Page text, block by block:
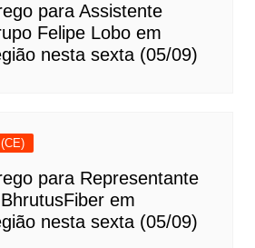
para Assistente
Felipe Lobo em
nesta sexta (05/09)
para Representante
em
nesta sexta (05/09)